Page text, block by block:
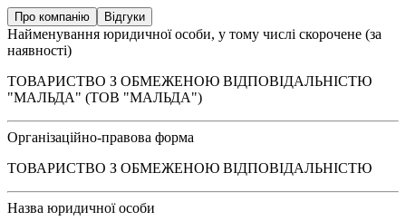
Про компанію Відгуки
Найменування юридичної особи, у тому числі скорочене (за
наявності)
ТОВАРИСТВО З ОБМЕЖЕНОЮ ВІДПОВІДАЛЬНІСТЮ
"МАЛЬДА" (ТОВ "МАЛЬДА")
Організаційно-правова форма
ТОВАРИСТВО З ОБМЕЖЕНОЮ ВІДПОВІДАЛЬНІСТЮ
Назва юридичної особи